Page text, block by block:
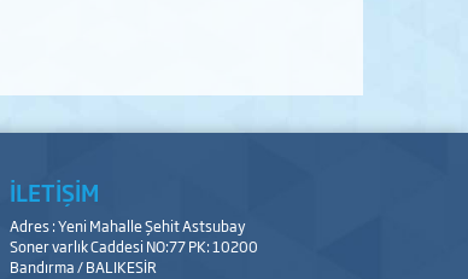
İLETİŞİM
Adres : Yeni Mahalle Şehit Astsubay
Soner varlık Caddesi NO:77 PK: 10200
Bandırma / BALIKESİR